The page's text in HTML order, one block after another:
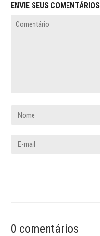
ENVIE SEUS COMENTÁRIOS
0 comentários